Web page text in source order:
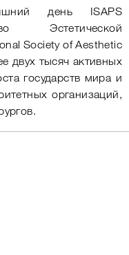
день ISAPS
Эстетической
Society of Aesthetic
двух тысяч активных
государств мира и
организаций,